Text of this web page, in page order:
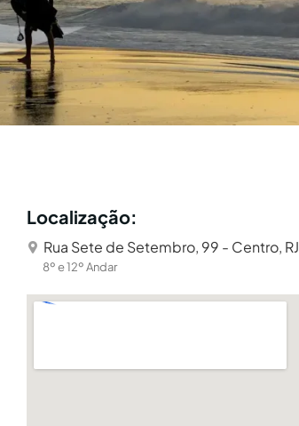
Localização:
Rua Sete de Setembro, 99 - Centro, RJ
8º e 12º Andar